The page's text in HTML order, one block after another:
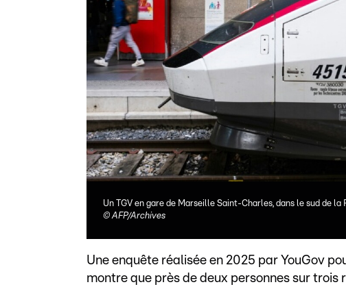
Un TGV en gare de Marseille Saint-Charles, dans le sud de la
©AFP/Archives
Une enquête réalisée en 2025 par YouGov
montre que près de deux personnes sur trois